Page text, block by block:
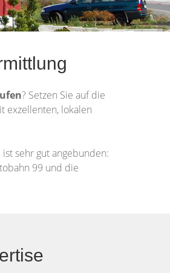
? Setzen Sie auf die
exzellenten, lokalen
sehr gut angebunden:
99 und die